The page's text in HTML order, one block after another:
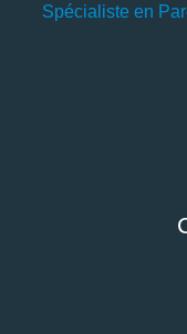
Spécialiste en